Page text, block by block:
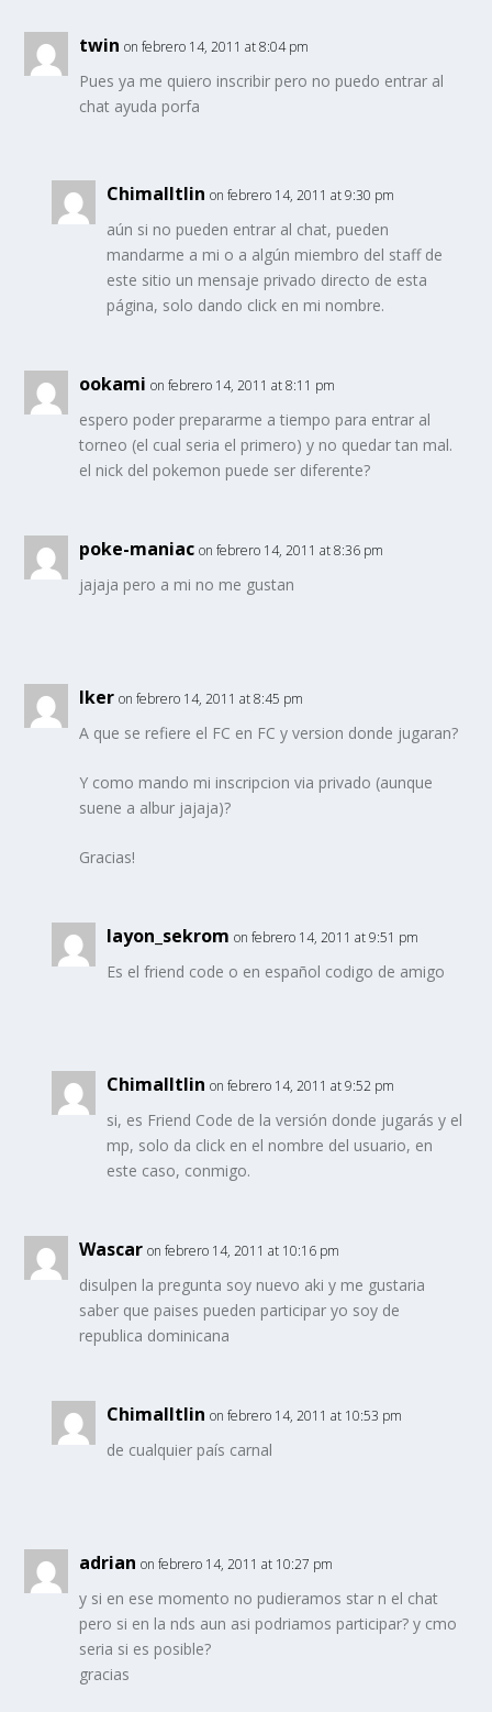
twin on febrero 14, 2011 at 8:04 pm
Pues ya me quiero inscribir pero no puedo entrar al
chat ayuda porfa
Chimalltlin on febrero 14, 2011 at 9:30 pm
aún si no pueden entrar al chat, pueden
mandarme a mi o a algún miembro del staff de
este sitio un mensaje privado directo de esta
página, solo dando click en mi nombre.
ookami on febrero 14, 2011 at 8:11 pm
espero poder prepararme a tiempo para entrar al
torneo (el cual seria el primero) y no quedar tan mal.
el nick del pokemon puede ser diferente?
poke-maniac on febrero 14, 2011 at 8:36 pm
jajaja pero a mi no me gustan
Iker on febrero 14, 2011 at 8:45 pm
A que se refiere el FC en FC y version donde jugaran?
Y como mando mi inscripcion via privado (aunque
suene a albur jajaja)?
Gracias!
layon_sekrom on febrero 14, 2011 at 9:51 pm
Es el friend code o en español codigo de amigo
Chimalltlin on febrero 14, 2011 at 9:52 pm
si, es Friend Code de la versión donde jugarás y el
mp, solo da click en el nombre del usuario, en
este caso, conmigo.
Wascar on febrero 14, 2011 at 10:16 pm
disulpen la pregunta soy nuevo aki y me gustaria
saber que paises pueden participar yo soy de
republica dominicana
Chimalltlin on febrero 14, 2011 at 10:53 pm
de cualquier país carnal
adrian on febrero 14, 2011 at 10:27 pm
y si en ese momento no pudieramos star n el chat
pero si en la nds aun asi podriamos participar? y cmo
seria si es posible?
gracias